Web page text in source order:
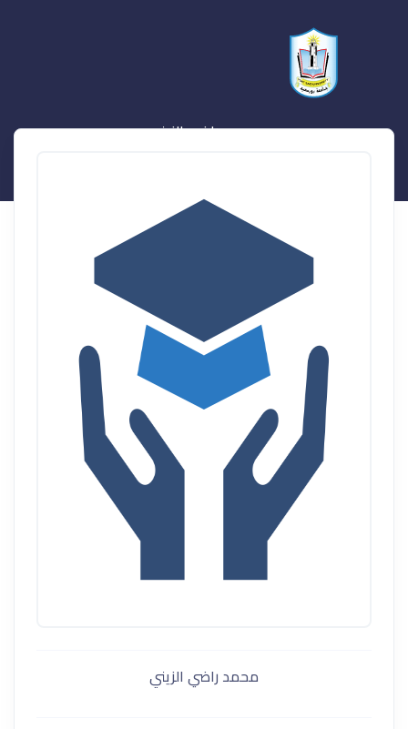
محمد راضي الزيني
محمد راضي الزيني